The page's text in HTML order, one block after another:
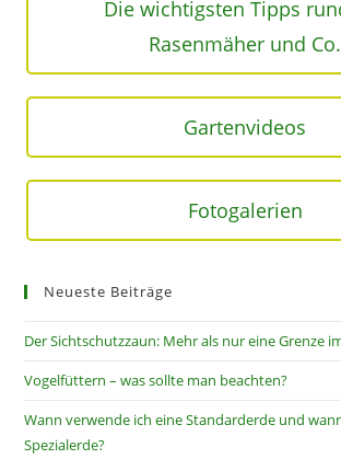
Die wichtigsten Tipps
Rasenmäher und Co.
Gartenvideos
Fotogalerien
Neueste Beiträge
Der Sichtschutzzaun: Mehr als nur eine Grenze
Vogelfüttern – was sollte man beachten?
Wann verwende ich eine Standarderde und
Spezialerde?